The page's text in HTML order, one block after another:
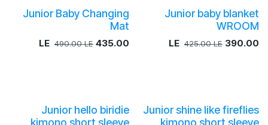
Junior baby blanket
WROOM
390.00
425.00LE
Junior Baby Changing
Mat
435.00
LE
490.00LE
Junior shine like fireflies
kimono short sleeve
Junior hello biridie
kimono short sleeve